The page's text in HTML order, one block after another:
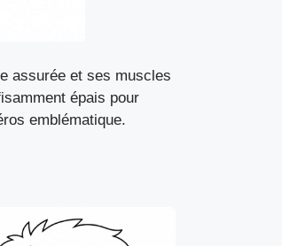
assurée et ses muscles
épais pour
emblématique.